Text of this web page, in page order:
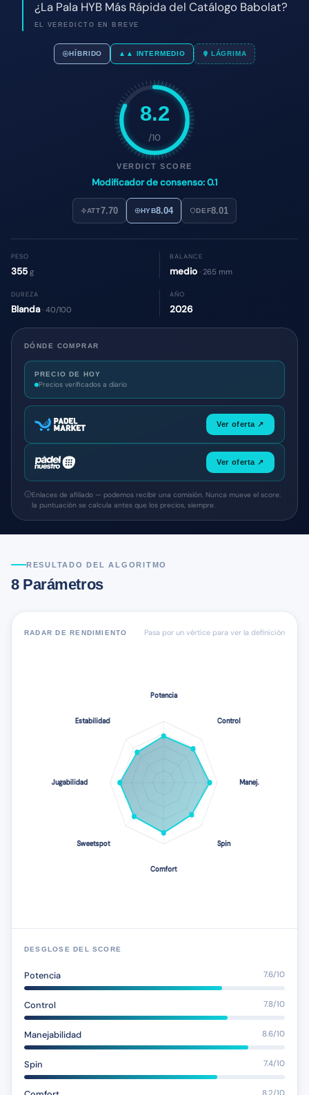
8.2
/10
VERDICT SCORE
Modificador de consenso: 0.1
ATT7.70 HYB8.04 DEF8.01
PESO
355 g
BALANCE
medio · 265 mm
DUREZA
Blanda· 40/100
AÑO
2026
DÓNDE COMPRAR
PRECIO DE HOY
Precios verificados a diario
Ver oferta ↗
Ver oferta ↗
Enlaces de afiliado — podemos recibir una comisión. Nunca mueve el score:
la puntuación se calcula antes que los precios, siempre.
RESULTADO DEL ALGORITMO
8 Parámetros
RADAR DE RENDIMIENTO Pasa por un vértice para ver la definición
DESGLOSE DEL SCORE
Potencia 7.6/10
Control 7.8/10
Manejabilidad 8.6/10
Spin 7.4/10